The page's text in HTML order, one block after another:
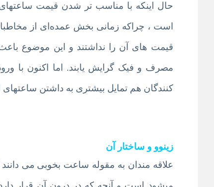
حال اینکه با مناسب تر شدن قیمت
است ، چراکه زمانی بخش عمده‌ای از
قیمت های آن را نداشتند و این موضوع
مصرف و فیک گرایش یابند. اما اکنون با
کنندگان هم تمایل بیشتری به داشتن ساعتهای
زینوو و ساختار آن
علاقه مندان به مقوله ساعت بخوبی می